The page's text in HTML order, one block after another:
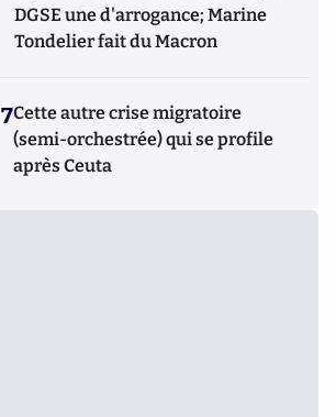
DGSE une d'arrogance; Marine
Tondelier fait du Macron
7Cette autre crise migratoire
(semi-orchestrée) qui se profile
après Ceuta